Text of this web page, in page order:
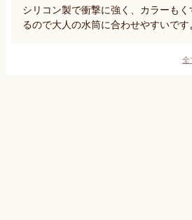
シリコン製で衝撃に強く、カラーも
るので大人の水筒に合わせやすいです
全